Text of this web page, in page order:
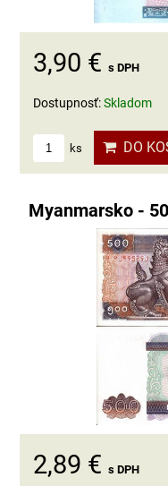
3,90 € s DPH
Dostupnosť:Skladom
ks DO
Myanmarsko -
2,89 € s DPH